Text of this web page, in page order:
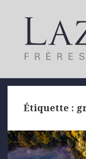
Étiquette :